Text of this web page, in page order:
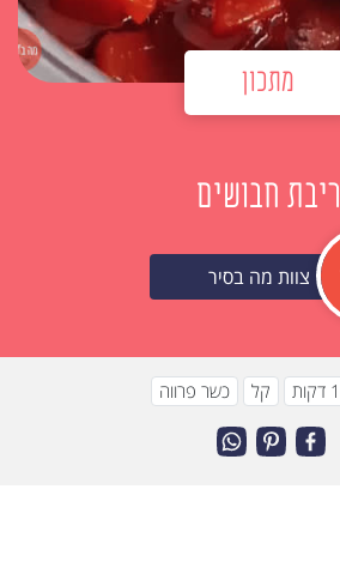
מתכון
ריבת חבושים
צוות מה בסיר
קל כשר פרווה